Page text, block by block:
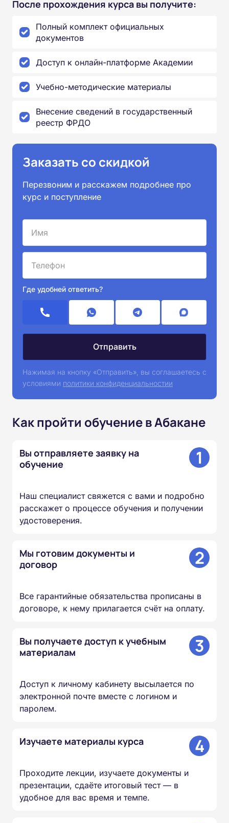
После прохождения курса вы получите:
Полный комплект официальных
документов
Доступ к онлайн-платформе Академии
Учебно-методические материалы
Внесение сведений в государственный
реестр ФРДО
Заказать со скидкой
Перезвоним и расскажем подробнее про
курс и поступление
Где удобней ответить?
Нажимая на кнопку «Отправить», вы соглашаетесь с
условиями политики конфиденциальностии
Как пройти обучение в Абакане
Вы отправляете заявку на
обучение
1
Наш специалист свяжется с вами и подробно
расскажет о процессе обучения и получении
удостоверения.
Мы готовим документы и
договор
2
Все гарантийные обязательства прописаны в
договоре, к нему прилагается счёт на оплату.
Вы получаете доступ к учебным
материалам
3
Доступ к личному кабинету высылается по
электронной почте вместе с логином и
паролем.
Изучаете материалы курса 4
Проходите лекции, изучаете документы и
презентации, сдаёте итоговый тест — в
удобное для вас время и темпе.